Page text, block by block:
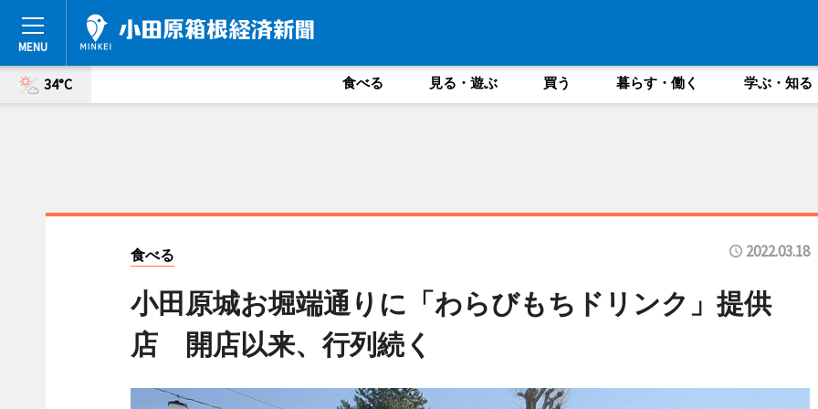
34°C 食べる 見る・遊ぶ 買う 暮らす・働く 学ぶ・知る
食べる 2022.03.18
小田原城お堀端通りに「わらびもちドリンク」提供
店 開店以来、行列続く